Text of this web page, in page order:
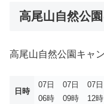
高尾山自然公
高尾山自然公園キャ
日時
07日
06時
07日
09時
07日
12時